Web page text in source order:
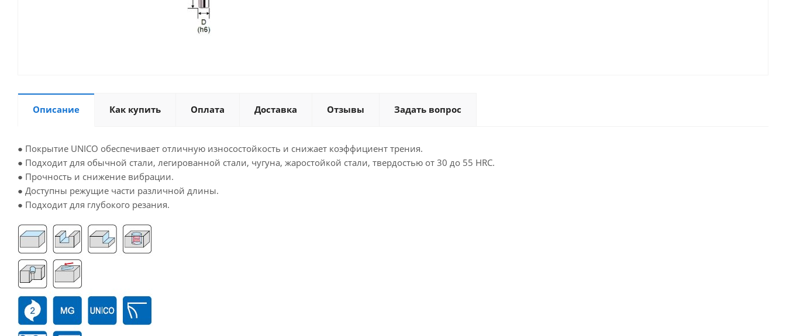
Описание Как купить Оплата Доставка Отзывы Задать вопрос
● Покрытие UNICO обеспечивает отличную износостойкость и снижает коэффициент трения.
● Подходит для обычной стали, легированной стали, чугуна, жаростойкой стали, твердостью от 30 до 55 HRC.
● Прочность и снижение вибрации.
● Доступны режущие части различной длины.
● Подходит для глубокого резания.